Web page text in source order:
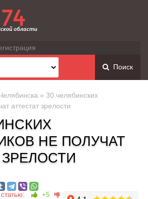
Поиск
» 30 челябинских
аттестат зрелости
НЕ ПОЛУЧАТ
ЗРЕЛОСТИ
+5